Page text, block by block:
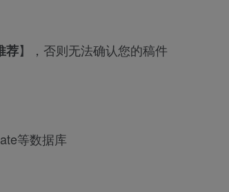
荐】，否则无法确认您的稿件
等数据库